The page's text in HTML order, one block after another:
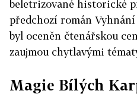
beletrizované historické
předchozí román
byl oceněn čtenářskou
zaujmou chytlavými
Magie Bílých